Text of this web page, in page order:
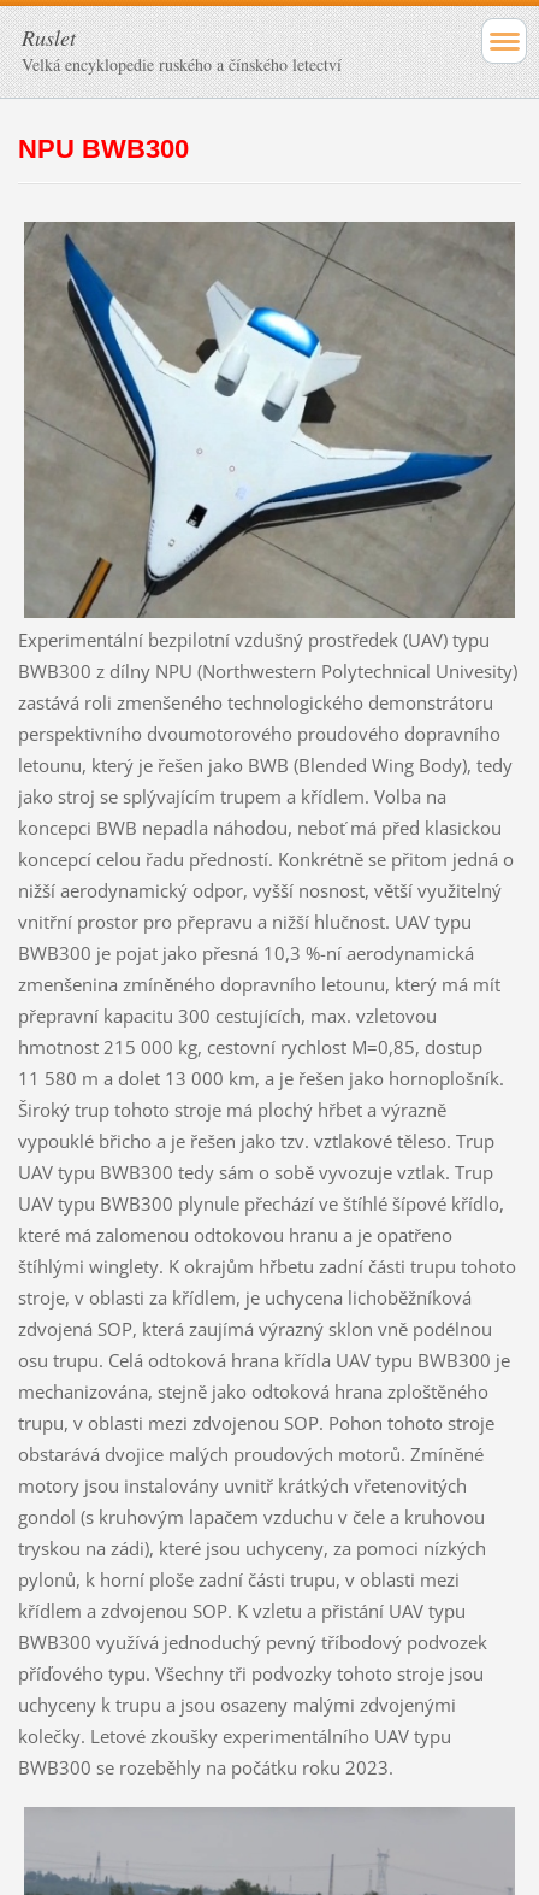
Ruslet
Velká encyklopedie ruského a čínského letectví
NPU BWB300
Experimentální bezpilotní vzdušný prostředek (UAV) typu
BWB300 z dílny NPU (Northwestern Polytechnical Univesity)
zastává roli zmenšeného technologického demonstrátoru
perspektivního dvoumotorového proudového dopravního
letounu, který je řešen jako BWB (Blended Wing Body), tedy
jako stroj se splývajícím trupem a křídlem. Volba na
koncepci BWB nepadla náhodou, neboť má před klasickou
koncepcí celou řadu předností. Konkrétně se přitom jedná o
nižší aerodynamický odpor, vyšší nosnost, větší využitelný
vnitřní prostor pro přepravu a nižší hlučnost. UAV typu
BWB300 je pojat jako přesná 10,3 %-ní aerodynamická
zmenšenina zmíněného dopravního letounu, který má mít
přepravní kapacitu 300 cestujících, max. vzletovou
hmotnost 215 000 kg, cestovní rychlost M=0,85, dostup
11 580 m a dolet 13 000 km, a je řešen jako hornoplošník.
Široký trup tohoto stroje má plochý hřbet a výrazně
vypouklé břicho a je řešen jako tzv. vztlakové těleso. Trup
UAV typu BWB300 tedy sám o sobě vyvozuje vztlak. Trup
UAV typu BWB300 plynule přechází ve štíhlé šípové křídlo,
které má zalomenou odtokovou hranu a je opatřeno
štíhlými winglety. K okrajům hřbetu zadní části trupu tohoto
stroje, v oblasti za křídlem, je uchycena lichoběžníková
zdvojená SOP, která zaujímá výrazný sklon vně podélnou
osu trupu. Celá odtoková hrana křídla UAV typu BWB300 je
mechanizována, stejně jako odtoková hrana zploštěného
trupu, v oblasti mezi zdvojenou SOP. Pohon tohoto stroje
obstarává dvojice malých proudových motorů. Zmíněné
motory jsou instalovány uvnitř krátkých vřetenovitých
gondol (s kruhovým lapačem vzduchu v čele a kruhovou
tryskou na zádi), které jsou uchyceny, za pomoci nízkých
pylonů, k horní ploše zadní části trupu, v oblasti mezi
křídlem a zdvojenou SOP. K vzletu a přistání UAV typu
BWB300 využívá jednoduchý pevný tříbodový podvozek
příďového typu. Všechny tři podvozky tohoto stroje jsou
uchyceny k trupu a jsou osazeny malými zdvojenými
kolečky. Letové zkoušky experimentálního UAV typu
BWB300 se rozeběhly na počátku roku 2023.